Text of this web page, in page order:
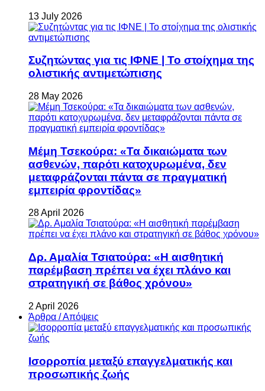
13 July 2026
Συζητώντας για τις ΙΦΝΕ | Το στοίχημα της
ολιστικής αντιμετώπισης
28 May 2026
Μέμη Τσεκούρα: «Τα δικαιώματα των
ασθενών, παρότι κατοχυρωμένα, δεν
μεταφράζονται πάντα σε πραγματική
εμπειρία φροντίδας»
28 April 2026
Δρ. Αμαλία Τσιατούρα: «Η αισθητική
παρέμβαση πρέπει να έχει πλάνο και
στρατηγική σε βάθος χρόνου»
2 April 2026
Άρθρα / Απόψεις
Ισορροπία μεταξύ επαγγελματικής και
προσωπικής ζωής